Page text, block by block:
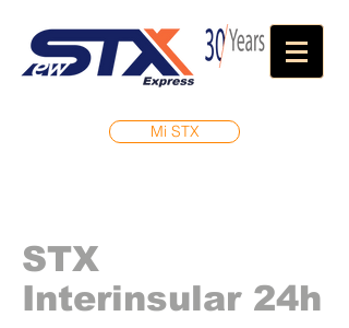
Mi STX
STX
Interinsular 24h